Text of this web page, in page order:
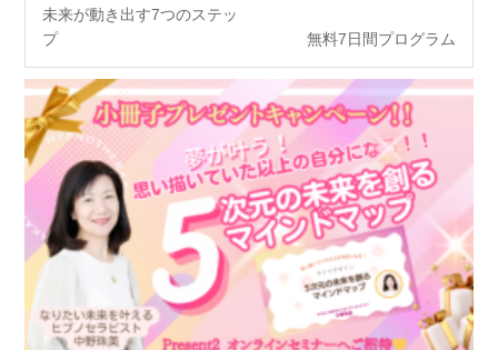
未来が動き出す7つのステッ
プ 無料7日間プログラム